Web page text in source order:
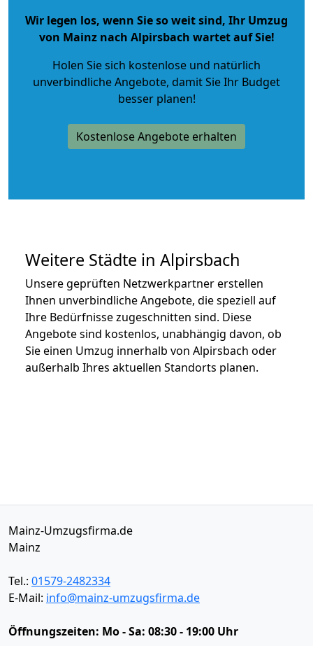
Wir legen los, wenn Sie so weit sind, Ihr Umzug
von Mainz nach Alpirsbach wartet auf Sie!
Holen Sie sich kostenlose und natürlich
unverbindliche Angebote, damit Sie Ihr Budget
besser planen!
Kostenlose Angebote erhalten
Weitere Städte in Alpirsbach
Unsere geprüften Netzwerkpartner erstellen
Ihnen unverbindliche Angebote, die speziell auf
Ihre Bedürfnisse zugeschnitten sind. Diese
Angebote sind kostenlos, unabhängig davon, ob
Sie einen Umzug innerhalb von Alpirsbach oder
außerhalb Ihres aktuellen Standorts planen.
Mainz-Umzugsfirma.de
Mainz
Tel.: 01579-2482334
E-Mail: info@mainz-umzugsfirma.de
Öffnungszeiten: Mo - Sa: 08:30 - 19:00 Uhr